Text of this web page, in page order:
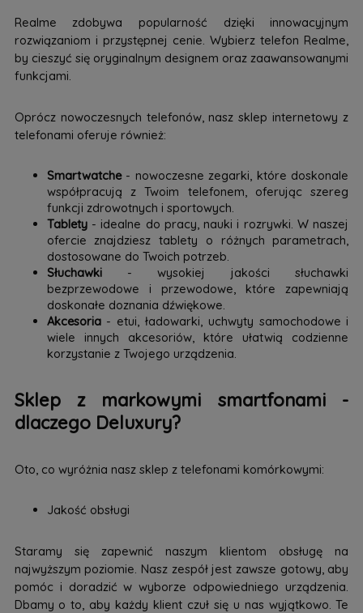
Realme zdobywa popularność dzięki innowacyjnym
rozwiązaniom i przystępnej cenie. Wybierz telefon Realme,
by cieszyć się oryginalnym designem oraz zaawansowanymi
funkcjami.
Oprócz nowoczesnych telefonów, nasz sklep internetowy z
telefonami oferuje również:
Smartwatche- nowoczesne zegarki, które doskonale
współpracują z Twoim telefonem, oferując szereg
funkcji zdrowotnych i sportowych.
Tablety- idealne do pracy, nauki i rozrywki. W naszej
ofercie znajdziesz tablety o różnych parametrach,
dostosowane do Twoich potrzeb.
Słuchawki- wysokiej jakości słuchawki
bezprzewodowe i przewodowe, które zapewniają
doskonałe doznania dźwiękowe.
Akcesoria- etui, ładowarki, uchwyty samochodowe i
wiele innych akcesoriów, które ułatwią codzienne
korzystanie z Twojego urządzenia.
Sklep z markowymi smartfonami -
dlaczego Deluxury?
Oto, co wyróżnia nasz sklep z telefonami komórkowymi:
Jakość obsługi
Staramy się zapewnić naszym klientom obsługę na
najwyższym poziomie. Nasz zespół jest zawsze gotowy, aby
pomóc i doradzić w wyborze odpowiedniego urządzenia.
Dbamy o to, aby każdy klient czuł się u nas wyjątkowo. Te